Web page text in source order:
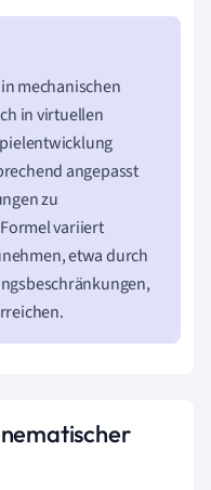
mechanischen
in virtuellen
angepasst
zu
variiert
etwa durch